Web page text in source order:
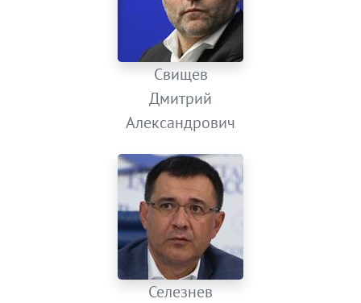
Свищев
Дмитрий
Александрович
Селезнев